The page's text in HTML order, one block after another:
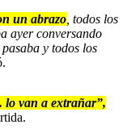
un abrazo, todos los
ayer conversando
y todos los
lo van a extrañar”,